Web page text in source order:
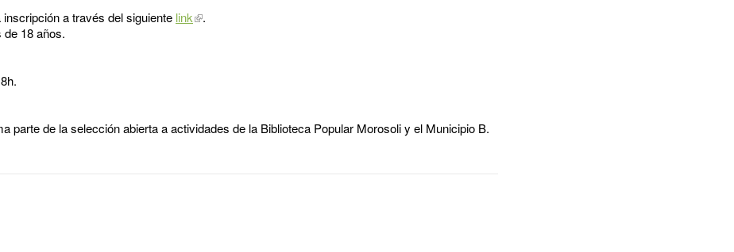
a través del siguiente link
.
18 años.
parte de la selección abierta a actividades de la Biblioteca Popular Morosoli y el Municipio B.